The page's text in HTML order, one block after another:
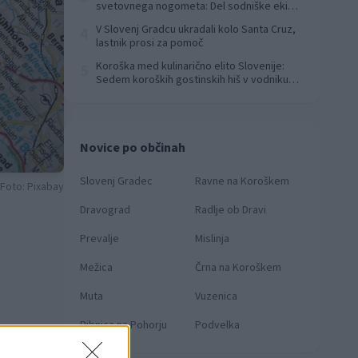
Foto: Pixabay
svetovnega nogometa: Del sodniške ekipe
V Slovenj Gradcu ukradali kolo Santa Cruz,
lastnik prosi za pomoč
Koroška med kulinarično elito Slovenije:
Sedem koroških gostinskih hiš v vodniku
Novice po občinah
Slovenj Gradec
Ravne na Koroškem
Dravograd
Radlje ob Dravi
Prevalje
Mislinja
Mežica
Črna na Koroškem
Muta
Vuzenica
Ribnica na Pohorju
Podvelka